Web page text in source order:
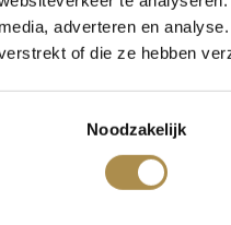
media, adverteren en
of die ze hebben
Noodzakelijk